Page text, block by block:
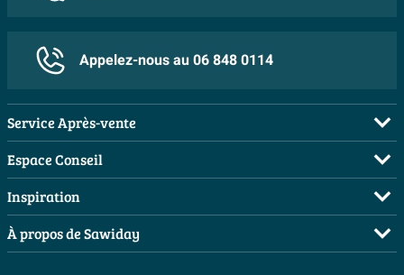
Appelez-nous au 06 848 0114
Service Après-vente
FAQ
Commander
Payer
Livraison / retrait
Espace Conseil
Visite sur rendez-vous
Demandez votre devis
Planificateur 3D
Inspiration
Salles de bains complètes
Inspiration toilettes
À propos de Sawiday